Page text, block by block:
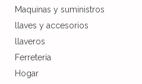
Maquinas y suministros
llaves y accesorios
llaveros
Ferretería
Hogar